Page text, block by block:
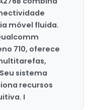
móvel fluida.
710, oferece
sistema
recursos
I